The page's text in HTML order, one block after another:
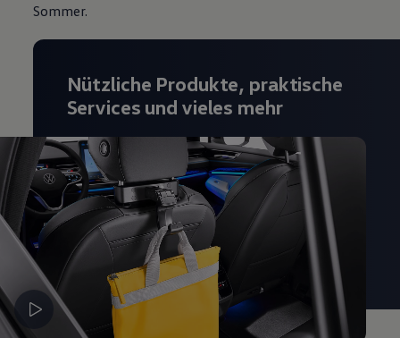
Sommer.
Nützliche Produkte, praktische
Services und vieles mehr